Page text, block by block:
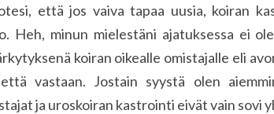
että jos vaiva tapaa uusia, koiran
Heh, minun mielestäni ajatuksessa ei
koiran oikealle omistajalle eli
vastaan. Jostain syystä olen
ja uroskoiran kastrointi eivät vain sovi